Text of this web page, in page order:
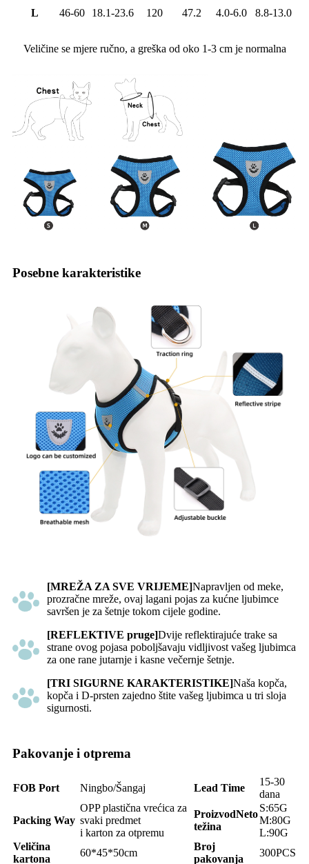
L 46-60 18.1-23.6 120 47.2 4.0-6.0 8.8-13.0
Veličine se mjere ručno, a greška od oko 1-3 cm je normalna
Posebne karakteristike
[MREŽA ZA SVE VRIJEME]Napravljen od meke,
prozračne mreže, ovaj lagani pojas za kućne ljubimce
savršen je za šetnje tokom cijele godine.
[REFLEKTIVE pruge]Dvije reflektirajuće trake sa
strane ovog pojasa poboljšavaju vidljivost vašeg ljubimca
za one rane jutarnje i kasne večernje šetnje.
[TRI SIGURNE KARAKTERISTIKE]Naša kopča,
kopča i D-prsten zajedno štite vašeg ljubimca u tri sloja
sigurnosti.
Pakovanje i otprema
FOB Port Ningbo/Šangaj Lead Time
15-30
dana
Packing Way
OPP plastična vrećica za
svaki predmet
i karton za otpremu
ProizvodNeto
težina
S:65G
M:80G
L:90G
Veličina
kartona
60*45*50cm
Broj
pakovanja
300PCS